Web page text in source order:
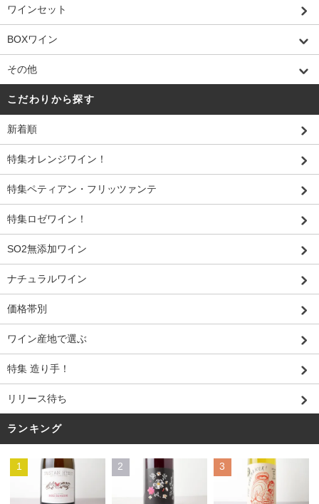
ワインセット
BOXワイン
その他
こだわりから探す
新着順
特集オレンジワイン！
特集ペティアン・フリッツァンテ
特集ロゼワイン！
SO2無添加ワイン
ナチュラルワイン
価格帯別
ワイン産地で選ぶ
特集 造り手！
リリース待ち
ランキング
1 2 3